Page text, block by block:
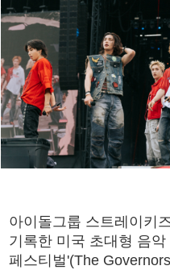
아이돌그룹 스트레이키
기록한 미국 초대형 음
페스티벌'(The